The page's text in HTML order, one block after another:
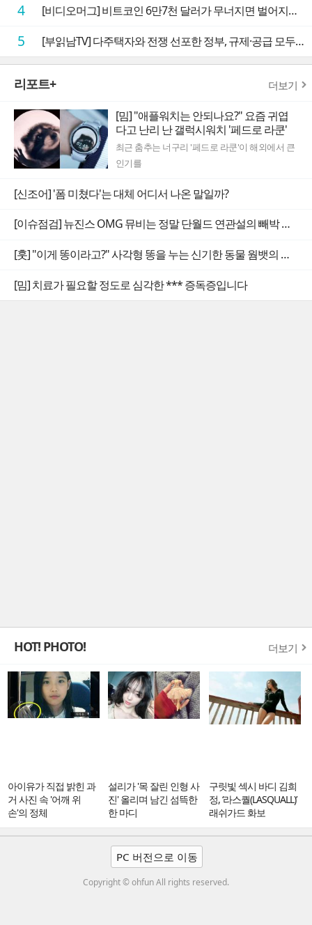
4 [비디오머그] 비트코인 6만7천 달러가 무너지면 벌어지는 일
5 [부읽남TV] 다주택자와 전쟁 선포한 정부, 규제·공급 모두 실효성 의문
리포트+ 더보기
[밈] "애플워치는 안되나요?" 요즘 귀엽
다고 난리 난 갤럭시워치 '페드로 라쿤'
최근 춤추는 너구리 '페드로 라쿤'이 해외에서 큰
인기를
[신조어] '폼 미쳤다'는 대체 어디서 나온 말일까?
[이슈점검] 뉴진스 OMG 뮤비는 정말 단월드 연관설의 빼박 증거일까
[훗] "이게 똥이라고?" 사각형 똥을 누는 신기한 동물 웜뱃의 비밀
[밈] 치료가 필요할 정도로 심각한 *** 증독증입니다
HOT! PHOTO! 더보기
아이유가 직접 밝힌 과
거 사진 속 '어깨 위
손'의 정체
설리가 '목 잘린 인형 사
진' 올리며 남긴 섬뜩한
한 마디
구릿빛 섹시 바디 김희
정, ‘라스퀄(LASQUALL)’
래쉬가드 화보
PC 버전으로 이동
Copyright © ohfun All rights reserved.